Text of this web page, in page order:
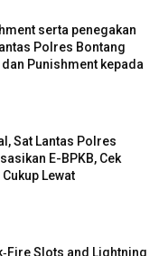
serta penegakan
Polres Bontang
Punishment kepada
Sat Lantas Polres
E-BPKB, Cek
Lewat
Slots and Lightning